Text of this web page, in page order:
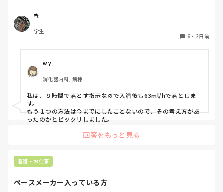
一方で、プリセプターは放任主義なのか、研修内容や看護技
術の練習状況について聞かれることはほとんどありません。
「今のうちに練習した方がいいよ」と言われることはありま
私のイメージでは、プリセプターは一緒に技術練習をしてく
れたり、定期的に悩みや困っていることを聞いてくれたりす
る存在だと思っていました。しかし、実際にはそのような関
わりはなく、面談などもありません。そのため、ずっと距離
を感じています。
一方で、他の先輩方は普段の会話の中で「何か困っているこ
とはない？」と気にかけてくださることが多く、そのような
関わりを感じています。しかし、プリセプターに対してはそ
これは私の考え方がおかしいだけなのでしょうか。それと
も、どこのプリセプターもこのような関わり方が一般的なの
でしょうか。
先輩に話しかけずらいのは良く分かりますが、自分がプリセプ
ティーになっていること挨拶にいきましたか？
今は８月なので、パンダコパンダさんの状況が良くなっている
す。私なら、変えたいってことは言わずに周りにいる先輩に聞
いたり技術練習の相手をお願いします。
話しかけやすい先輩はいますか？
今は大事な時なので、色んな事に悩むのはよく分かります。
変えて欲しいって言ったあとの環境が悪いほうに変わってしま
わないか心配なので、その日にフォローについてくれた先輩に
話しかけたら良いのかなって思います。
プリセプターが付くのが1番いいですが、あまり関わり方を知
らなそうなので。私なら、プリセプターに話を聞きたいところ
パンダコパンダさんの今の状況が良くなっていることを願って
ーするためにロックをしてシャワー後に再開する場合の輸液
ポンプの設定の仕方が病棟に2通りあります。当初の予定通
り、500mlの63ml/hで設定する方と、残量をシャワー後から
たりの量を設定してる方の2通りあります。先輩に聞きたい
のですがどちらかのやり方が間違ってる場合、先輩の間違い
を指摘する形になるのが怖くてまだ聞けてないです。みなさ
んはどちらでしているのか教えていただきたいです。
柊
学生
6 ・ 2日前
w.y
消化器内科, 病棟
私は、８時間で落とす指示なので入浴後も63ml/hで落としま
す。
もう１つの方法は今までにしたことないので、その考え方があ
ったのかとビックリしました。
回答をもっと見る
看護・お仕事
ペースメーカー入っている方